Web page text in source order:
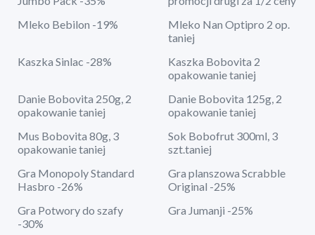
Mleko Bebilon -19%
Mleko Nan Optipro 2 op.
taniej
Kaszka Sinlac -28%
Kaszka Bobovita 2
opakowanie taniej
Danie Bobovita 250g, 2
opakowanie taniej
Danie Bobovita 125g, 2
opakowanie taniej
Mus Bobovita 80g, 3
opakowanie taniej
Sok Bobofrut 300ml, 3
szt.taniej
Gra Monopoly Standard
Hasbro -26%
Gra planszowa Scrabble
Original -25%
Gra Potwory do szafy
-30%
Gra Jumanji -25%